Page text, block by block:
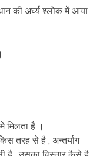
की अर्घ्य श्लोक में आया
मिलता है ।
तरह से है , अन्तर्याग